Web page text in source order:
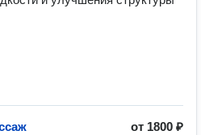
от 1800 ₽